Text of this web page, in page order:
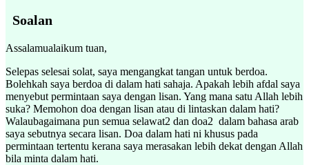
Soalan
Assalamualaikum tuan,
Selepas selesai solat, saya mengangkat tangan untuk berdoa.
Bolehkah saya berdoa di dalam hati sahaja. Apakah lebih afdal saya
menyebut permintaan saya dengan lisan. Yang mana satu Allah lebih
suka? Memohon doa dengan lisan atau di lintaskan dalam hati?
Walaubagaimana pun semua selawat2 dan doa2 dalam bahasa arab
saya sebutnya secara lisan. Doa dalam hati ni khusus pada
permintaan tertentu kerana saya merasakan lebih dekat dengan Allah
bila minta dalam hati.